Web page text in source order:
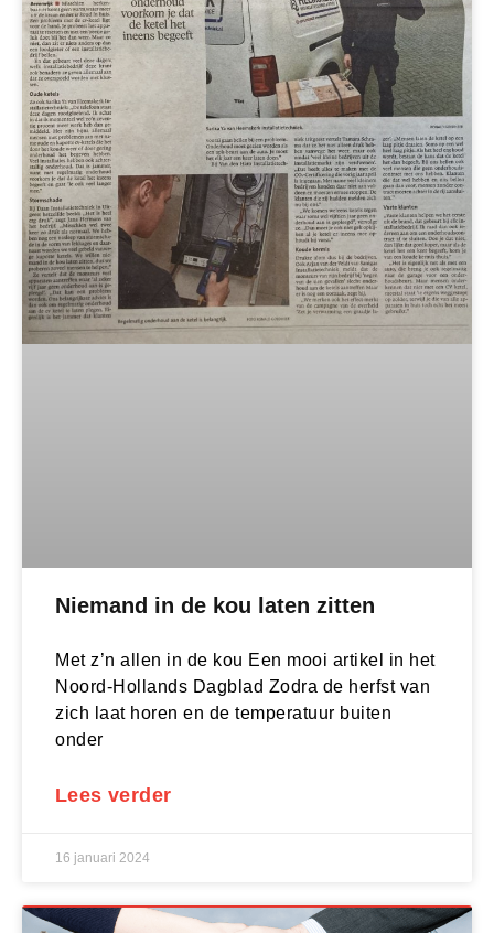
Niemand in de kou laten zitten
Met z’n allen in de kou Een mooi artikel in het
Noord-Hollands Dagblad Zodra de herfst van
zich laat horen en de temperatuur buiten
onder
Lees verder
16 januari 2024